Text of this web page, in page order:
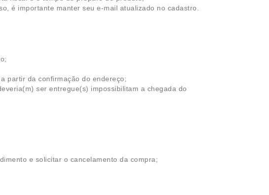
é importante manter seu e-mail atualizado no cadastro.
partir da confirmação do endereço;
ser entregue(s) impossibilitam a chegada do
e solicitar o cancelamento da compra;